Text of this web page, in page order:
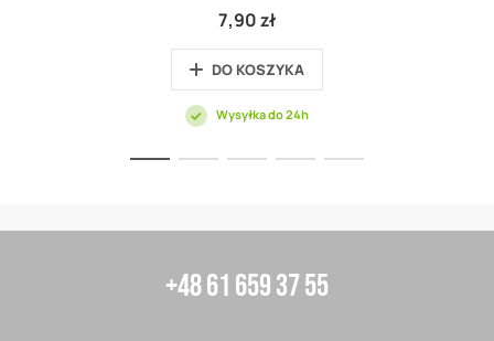
7,90 zł
DO KOSZYKA
Wysyłka do 24h
+48 61 659 37 55